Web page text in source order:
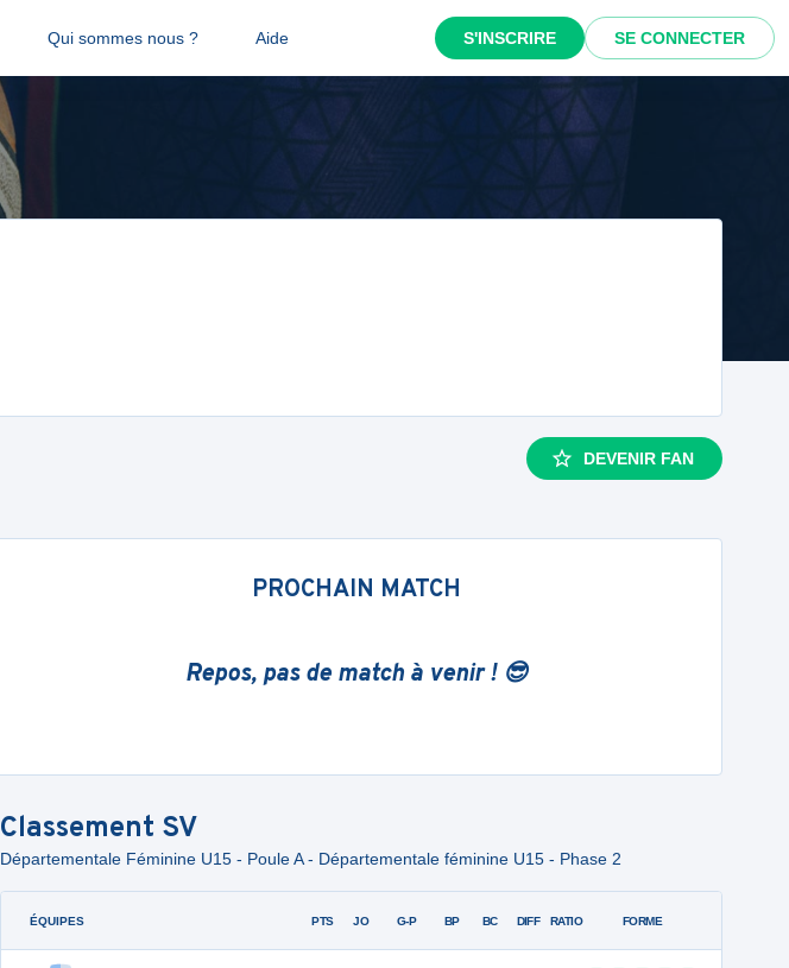
Qui sommes nous ? Aide S'INSCRIRE SE CONNECTER
DEVENIR FAN
PROCHAIN MATCH
Repos, pas de match à venir ! 😎
Classement SV
Départementale Féminine U15 - Poule A - Départementale féminine U15 - Phase 2
ÉQUIPES PTS JO G-P BP BC DIFF RATIO FORME